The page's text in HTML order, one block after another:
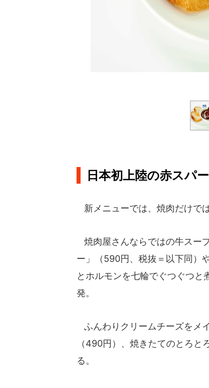
日本初上陸の赤スパ
新メニューでは、焼肉だけで
焼肉屋さんならではの牛スー
ー」（590円、税抜＝以下同）
とホルモンを七輪でぐつぐつと
発。
ふんわりクリームチーズをメ
（490円）、焼きたてのとろ
る。